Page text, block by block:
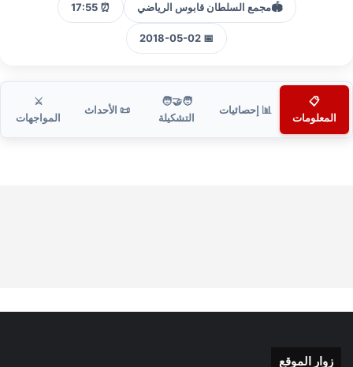
🏟️مجمع السلطان قابوس الرياضي ⏰ 17:55
📅 2018-05-02
📋
المعلومات
📊 إحصائيات
🧑‍🤝‍🧑
التشكيلة
📜 الأحداث
⚔️
المواجهات
زوار الموقع